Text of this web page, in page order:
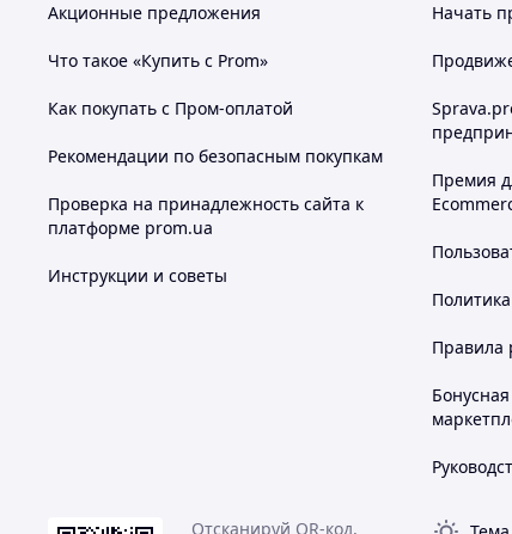
Акционные предложения
Что такое «Купить с Prom»
Как покупать с Пром-оплатой
Рекомендации по безопасным покупкам
Проверка на принадлежность сайта к
платформе prom.ua
Инструкции и советы
Начать
Премия
Правила
Отсканируй QR-код,